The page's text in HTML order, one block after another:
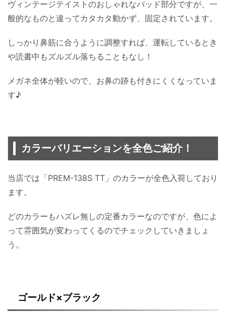
ヴィンテージテイストのおしゃれなパッド部分ですが、一
般的なものと違ってカタカタ動かず、固定されています。
しっかり鼻筋に合うように調整すれば、運転しているとき
や読書中もズルズル落ちることもなし！
メガネ全体が軽いので、お鼻の跡も付きにくくなっていま
す♪
カラーバリエーションを全色ご紹介！
当店では「PREM-138S TT」のカラーが全色入荷しており
ます。
どのカラーもハズレ無しの定番カラーなのですが、色によ
って雰囲気が変わってくるのでチェックしていきましょ
う。
ゴールド×ブラック